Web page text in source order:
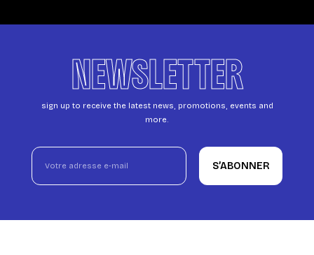
NEWSLETTER
sign up to receive the latest news, promotions, events and
more.
S’ABONNER